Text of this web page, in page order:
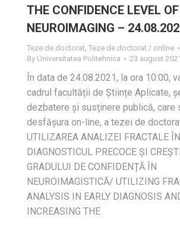
THE CONFIDENCE LEVEL OF
NEUROIMAGING –
Teze de doctorat, Teze de doctorat / online
By Universitatea Politehnica 23 august 2021
În data de 24.08.2021, la ora 10:00,
cadrul facultății de Științe Aplicate,
dezbatere și susţinere publică, care
desfășura on-line, a tezei de
UTILIZAREA ANALIZEI FRACTALE ÎN
DIAGNOSTICUL PRECOCE ȘI
GRADULUI DE CONFIDENȚĂ ÎN
NEUROIMAGISTICĂ/ UTILIZING
ANALYSIS IN EARLY DIAGNOSIS
INCREASING THE